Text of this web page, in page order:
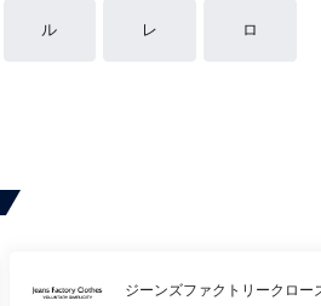
ル レ ロ
ジーンズファクトリークロー